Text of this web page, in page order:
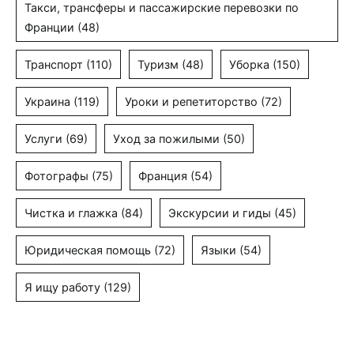
Такси, трансферы и пассажирские перевозки по
Франции (48)
Транспорт (110) Туризм (48) Уборка (150)
Украина (119) Уроки и репетиторство (72)
Услуги (69) Уход за пожилыми (50)
Фотографы (75) Франция (54)
Чистка и глажка (84) Экскурсии и гиды (45)
Юридическая помощь (72) Языки (54)
Я ищу работу (129)